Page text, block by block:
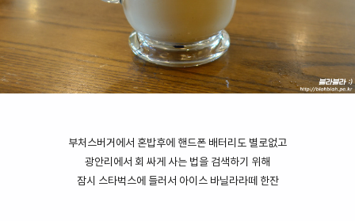
부처스버거에서 혼밥후에 핸드폰 배터리도 별로없고
광안리에서 회 싸게 사는 법을 검색하기 위해
잠시 스타벅스에 들러서 아이스 바닐라라떼 한잔